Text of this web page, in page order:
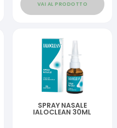
VAI AL PRODOTTO
SPRAY NASALE
IALOCLEAN 30ML